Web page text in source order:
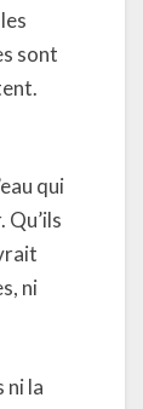
sont
qui
Qu’ils
ni
ni la